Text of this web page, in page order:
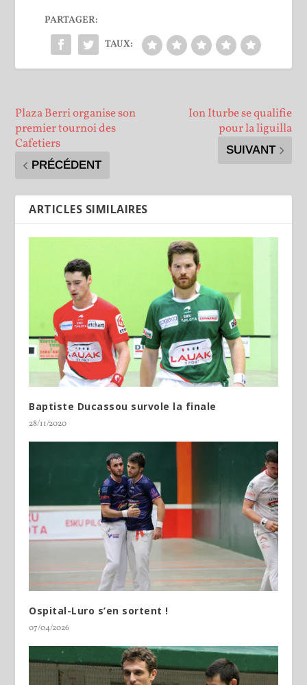
PARTAGER:
TAUX:
Plaza Berri organise son
premier tournoi des
Cafetiers
PRÉCÉDENT
Ion Iturbe se qualifie
pour la liguilla
SUIVANT
ARTICLES SIMILAIRES
Baptiste Ducassou survole la finale
28/11/2020
Ospital-Luro s’en sortent !
07/04/2026